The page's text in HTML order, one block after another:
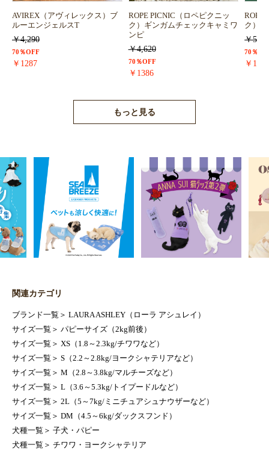
AVIREX（アヴィレックス）ブ
ルーエンジェルスT
￥4,290
70％OFF
￥1287
ROPE PICNIC（ロペピクニッ
ク）ギンガムチェックキャミワ
ンピ
￥4,620
70％OFF
￥1386
ROPE
ク）
￥
70％
￥
もっと見る
関連カテゴリ
ブランド一覧 ＞ LAURA ASHLEY（ローラ アシュレイ）
サイズ一覧 ＞ パピーサイズ（2kg前後）
サイズ一覧 ＞ XS（1.8～2.3kg/チワワなど）
サイズ一覧 ＞ S（2.2～2.8kg/ヨークシャテリアなど）
サイズ一覧 ＞ M（2.8～3.8kg/マルチーズなど）
サイズ一覧 ＞ L（3.6～5.3kg/トイプードルなど）
サイズ一覧 ＞ 2L（5～7kg/ミニチュアシュナウザーなど）
サイズ一覧 ＞ DM（4.5～6kg/ダックスフンド）
犬種一覧 ＞ 子犬・パピー
犬種一覧 ＞ チワワ・ヨークシャテリア